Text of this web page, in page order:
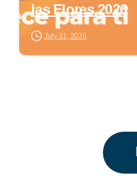
las Flores 2026
July 31, 2026